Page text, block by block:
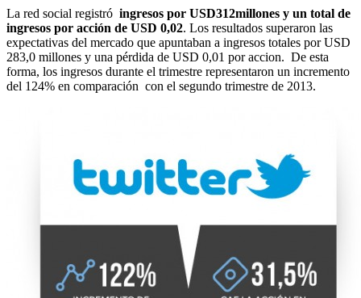
La red social registró ingresos por USD312millones y un total de
ingresos por acción de USD 0,02. Los resultados superaron las
expectativas del mercado que apuntaban a ingresos totales por USD
283,0 millones y una pérdida de USD 0,01 por accion. De esta
forma, los ingresos durante el trimestre representaron un incremento
del 124% en comparación con el segundo trimestre de 2013.